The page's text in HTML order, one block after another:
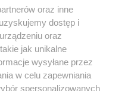
oraz inne
dostęp i
oraz
jak unikalne
wysyłane przez
w celu zapewniania
spersonalizowanych